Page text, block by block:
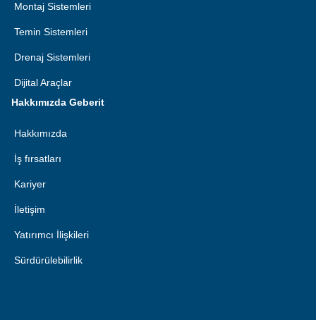
Montaj Sistemleri
Temin Sistemleri
Drenaj Sistemleri
Dijital Araçlar
Hakkımızda Geberit
Hakkımızda
İş fırsatları
Kariyer
İletişim
Yatırımcı İlişkileri
Sürdürülebilirlik